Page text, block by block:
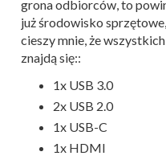
grona odbiorców, to
już środowisko
cieszy mnie, że
znajdą się::
1x USB 3.0
2x USB 2.0
1x USB-C
1x HDMI